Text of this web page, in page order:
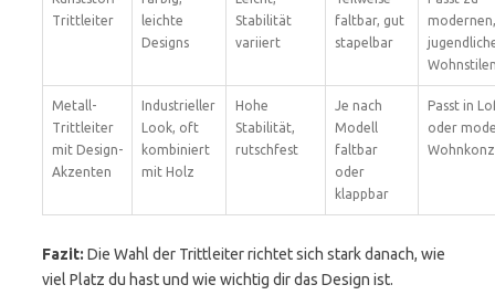
Trittleiter
leichte
Designs
Stabilität
variiert
faltbar, gut
stapelbar
modernen,
Metall-
Trittleiter
mit Design-
Akzenten
Industrieller
Look, oft
kombiniert
mit Holz
Hohe
Stabilität,
rutschfest
Je nach
Modell
faltbar
oder
klappbar
Passt in
oder
Fazit: Die Wahl der Trittleiter richtet sich stark danach, wie
viel Platz du hast und wie wichtig dir das Design ist.